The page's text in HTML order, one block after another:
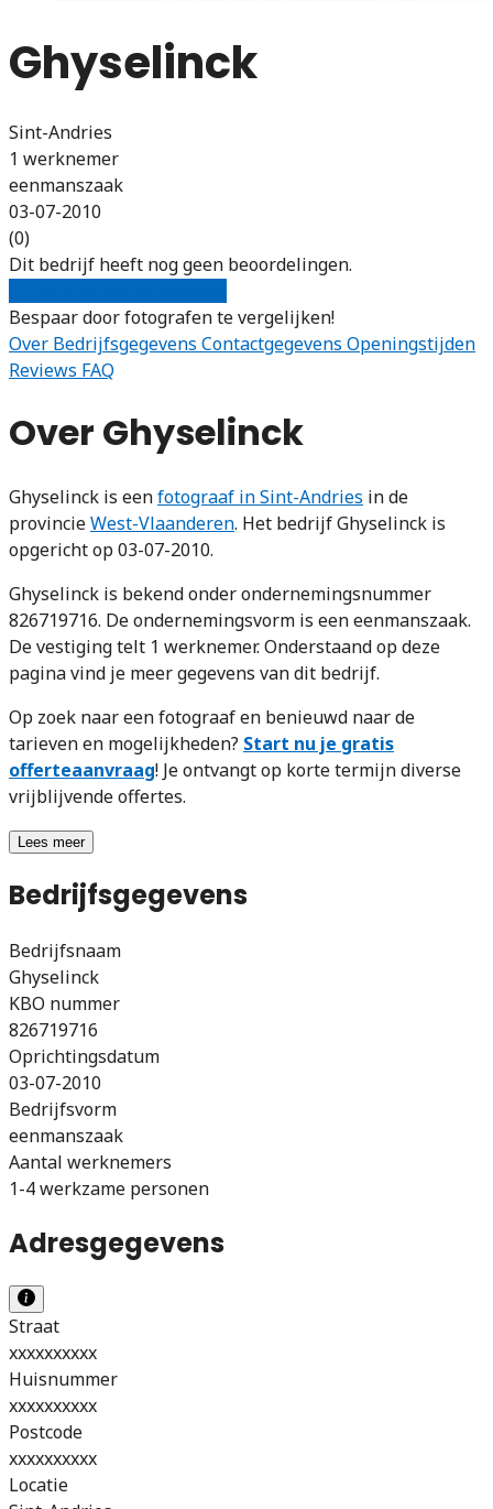
Ghyselinck
Sint-Andries
1 werknemer
eenmanszaak
03-07-2010
(0)
Dit bedrijf heeft nog geen beoordelingen.
Bespaar door fotografen te vergelijken!
Over Bedrijfsgegevens Contactgegevens Openingstijden
Reviews FAQ
Over Ghyselinck
Ghyselinck is eenfotograaf in Sint-Andries in de
provincieWest-Vlaanderen. Het bedrijf Ghyselinck is
opgericht op 03-07-2010.
Ghyselinck is bekend onder ondernemingsnummer
826719716. De ondernemingsvorm is een eenmanszaak.
De vestiging telt 1 werknemer. Onderstaand op deze
pagina vind je meer gegevens van dit bedrijf.
Op zoek naar een fotograaf en benieuwd naar de
tarieven en mogelijkheden? Start nu je gratis
offerteaanvraag! Je ontvangt op korte termijn diverse
vrijblijvende offertes.
Lees meer
Bedrijfsgegevens
Bedrijfsnaam
Ghyselinck
KBO nummer
826719716
Oprichtingsdatum
03-07-2010
Bedrijfsvorm
eenmanszaak
Aantal werknemers
1-4 werkzame personen
Adresgegevens
Straat
xxxxxxxxxx
Huisnummer
xxxxxxxxxx
Postcode
xxxxxxxxxx
Locatie